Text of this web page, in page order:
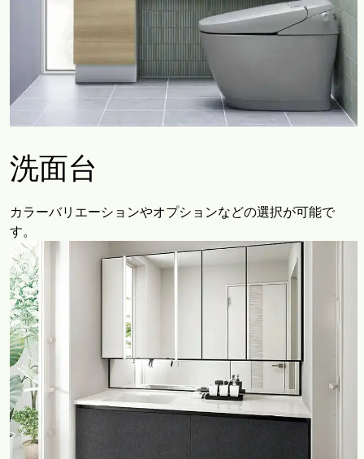
洗面台
カラーバリエーションやオプションなどの選択が可能で
す。